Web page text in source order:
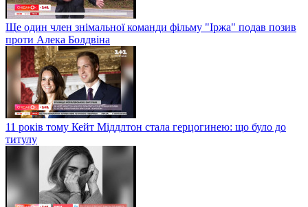
Ще один член знімальної команди фільму "Іржа" подав позив
проти Алека Болдвіна
11 років тому Кейт Міддлтон стала герцогинею: що було до
титулу